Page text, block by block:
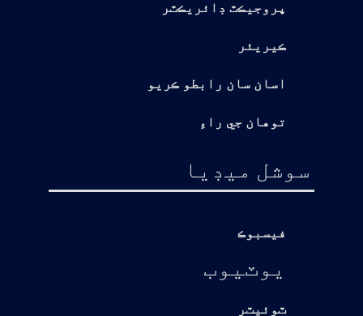
پروجيڪٽ ڊائريڪٽر
ڪيريئر
اسان سان رابطو ڪريو
توهان جي راءِ
سوشل ميڊيا
فيسبوڪ
يوٽيوب
ٽوئيٽر